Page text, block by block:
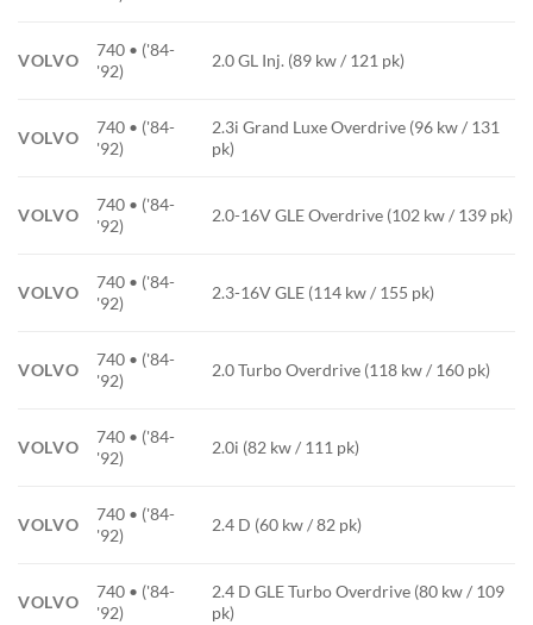
VOLVO
740 • ('84-
'92)
2.0 GL Inj. (89 kw / 121 pk)
VOLVO
740 • ('84-
'92)
2.3i Grand Luxe Overdrive (96 kw / 131
pk)
VOLVO
740 • ('84-
'92)
2.0-16V GLE Overdrive (102 kw / 139 pk)
VOLVO
740 • ('84-
'92)
2.3-16V GLE (114 kw / 155 pk)
VOLVO
740 • ('84-
'92)
2.0 Turbo Overdrive (118 kw / 160 pk)
VOLVO
740 • ('84-
'92)
2.0i (82 kw / 111 pk)
VOLVO
740 • ('84-
'92)
2.4 D (60 kw / 82 pk)
VOLVO
740 • ('84-
'92)
2.4 D GLE Turbo Overdrive (80 kw / 109
pk)